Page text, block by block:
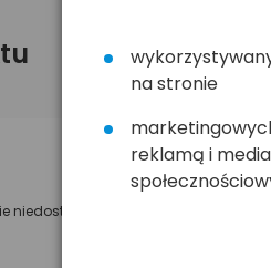
niedostępny
Powiadom
na stronie
reklamą i